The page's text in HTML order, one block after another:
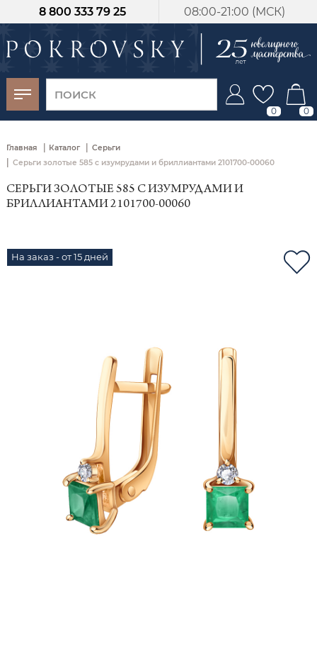
08:00-21:00 (МСК)
8 800 333 79 25
0 0
Главная | Каталог | Серьги
| Серьги золотые 585 с изумрудами и бриллиантами 2101700-00060
СЕРЬГИ ЗОЛОТЫЕ 585 С ИЗУМРУДАМИ И
БРИЛЛИАНТАМИ 2101700-00060
На заказ - от 15 дней
-30%
от 15 дней с
момента оплаты